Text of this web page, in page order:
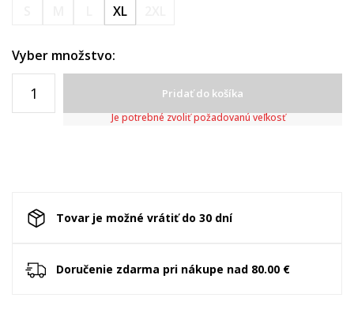
XL
Vyber množstvo:
Pridať do košíka
Je potrebné zvoliť požadovanú veľkosť
Tovar je možné vrátiť do 30 dní
Doručenie zdarma pri nákupe nad 80.00 €